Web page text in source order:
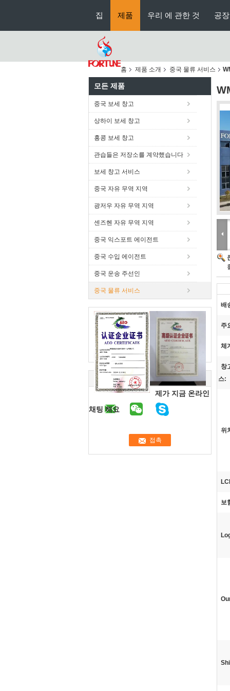
집 제품 우리 에 관한 것 공
홈
제품 소개 중국 물류 서비스
모든 제품
중국 보세 창고
상하이 보세 창고
홍콩 보세 창고
관습들은 저장소를 계약했습니다
보세 창고 서비스
중국 자유 무역 지역
광저우 자유 무역 지역
센즈헨 자유 무역 지역
중국 익스포트 에이전트
중국 수입 에이전트
중국 운송 주선인
중국 물류 서비스
제가 지금 온라인
채팅 해요
배
주
체
창
스:
위
보